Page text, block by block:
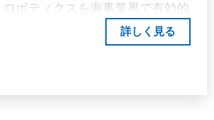
ボティクスを海事業界で有効的
めの運用モデルの検討を行った。
間にわたる検討結果を成果報告
詳しく見る